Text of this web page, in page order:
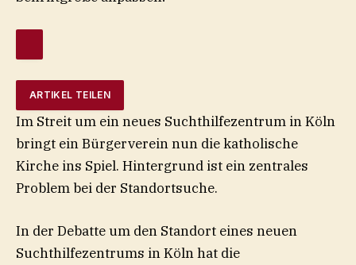
ARTIKEL TEILEN
Im Streit um ein neues Suchthilfezentrum in Köln
bringt ein Bürgerverein nun die katholische
Kirche ins Spiel. Hintergrund ist ein zentrales
Problem bei der Standortsuche.
In der Debatte um den Standort eines neuen
Suchthilfezentrums in Köln hat die